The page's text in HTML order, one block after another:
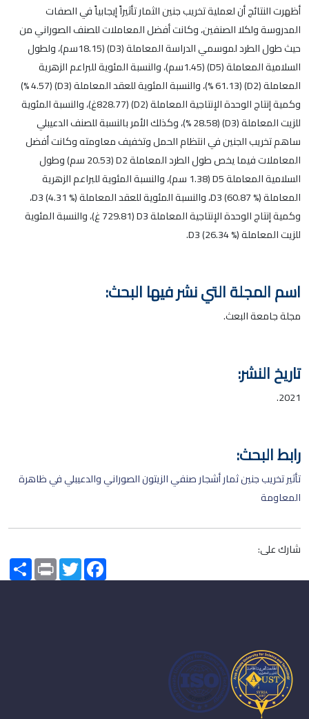
أظهرت النتائج أن لعملية تخريب جنين الثمار تأثيراً إيجابياً في الصفات
المدروسة ولكلا الصنفين، وكانت أفضل المعاملات للصنف الصوراني من
حيث طول الطرد لموسمي الدراسة المعاملة (D3) (18.15سم)، ولطول
السلامية المعاملة (D5) (1.45سم)، والنسبة المئوية للبراعم الزهرية
المعاملة (D2) (61.13 %)، والنسبة المئوية للعقد المعاملة (D3) (4.57 %)
وكمية إنتاج الوحدة الإنتاجية المعاملة (D2) (828.77غ)، والنسبة المئوية
للزيت المعاملة (D3) (28.58 %)، وكذلك الأمر بالنسبة للصنف الدعيبلي
ساهم تخريب الجنين في انتظام الحمل وتخفيف معاومته وكانت أفضل
المعاملات فيما يخص طول الطرد المعاملة D2 (20.53 سم) وطول
السلامية المعاملة D5 (1.38 سم)، والنسبة المئوية للبراعم الزهرية
المعاملة D3 (60.87 %)، والنسبة المئوية للعقد المعاملة D3 (4.31 %)،
وكمية إنتاج الوحدة الإنتاجية المعاملة D3 (729.81 غ)، والنسبة المئوية
للزيت المعاملة D3 (26.34 %).
اسم المجلة التي نشر فيها البحث:
مجلة جامعة البعث.
تاريخ النشر:
2021.
رابط البحث:
تأثير تخريب جنين ثمار أشجار صنفي الزيتون الصوراني والدعيبلي في ظاهرة
المعاومة
شارك على:
Share PrintTwitterFacebook